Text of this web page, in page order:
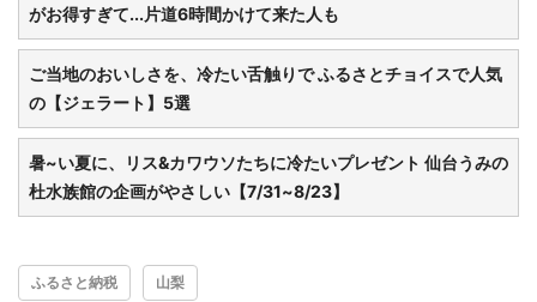
選択する
がお得すぎて...片道6時間かけて来た人も
ご当地のおいしさを、冷たい舌触りで ふるさとチョイスで人気
の【ジェラート】5選
暑~い夏に、リス&カワウソたちに冷たいプレゼント 仙台うみの
杜水族館の企画がやさしい【7/31~8/23】
ふるさと納税 山梨